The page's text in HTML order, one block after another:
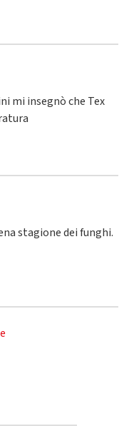
mi insegnò che Tex
stagione dei funghi.